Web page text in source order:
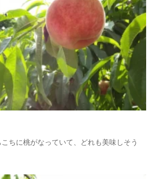
ちに桃がなっていて、どれも美味しそう